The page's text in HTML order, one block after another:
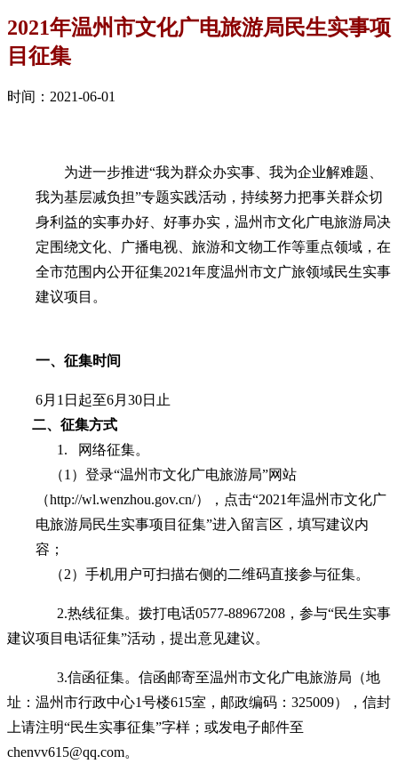
2021年温州市文化广电旅游局民生实事项
目征集
时间：2021-06-01
为进一步推进“我为群众办实事、我为企业解难题、
我为基层减负担”专题实践活动，持续努力把事关群众切
身利益的实事办好、好事办实，温州市文化广电旅游局决
定围绕文化、广播电视、旅游和文物工作等重点领域，在
全市范围内公开征集2021年度温州市文广旅领域民生实事
建议项目。
一、征集时间
6月 1 日起至6月 30日止
二、 征集方式
1.
网络征集。
（1 ）登录“温州市文化广电旅游局”网站
（http://wl.wenzhou.gov.cn/）， 点击“2021年温州市文化广
电旅游局民生实事项目征集”进入留言区，填写建议内
容；
（2）手机用户可扫描右侧的二维码直接参与征集。
2.热线征集。拨打电话0577-88967208 ，参与“民生实事
建议项目电话征集”活动，提出意见建议。
3.信函征集。信函邮寄至温州市文化广电旅游局（地
址：温州市行政中心1号楼615室，邮政编码： 325009），信封
上请注明“民生实事征集”字样；或发电子邮件至
chenvv615@qq.com。